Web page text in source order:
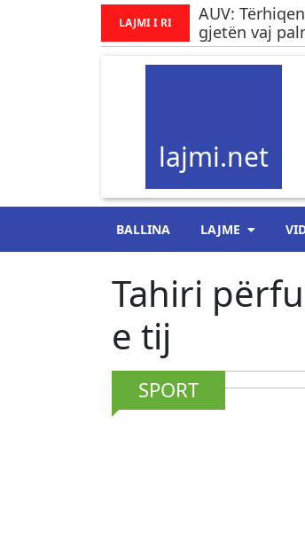
LAJMI I RI
AUV:
gjetën vaj
lajmi.net
BALLINA LAJME
Tahiri
e tij
SPORT